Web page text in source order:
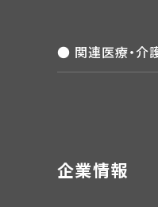
● 関連医療・介
企業情報